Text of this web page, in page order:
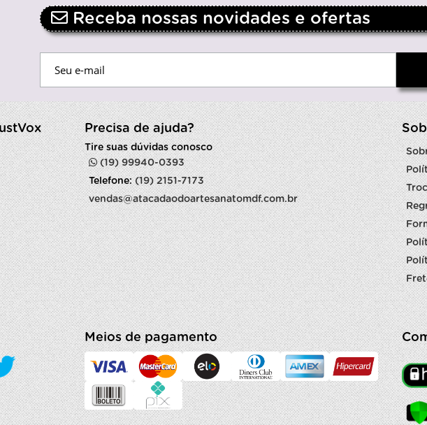
Receba nossas novidades e ofertas
Precisa de ajuda?
Tire suas dúvidas conosco
(19) 99940-0393
Telefone:(19) 2151-7173
vendas@atacadaodoartesanatomdf.com.br
Meios de pagamento